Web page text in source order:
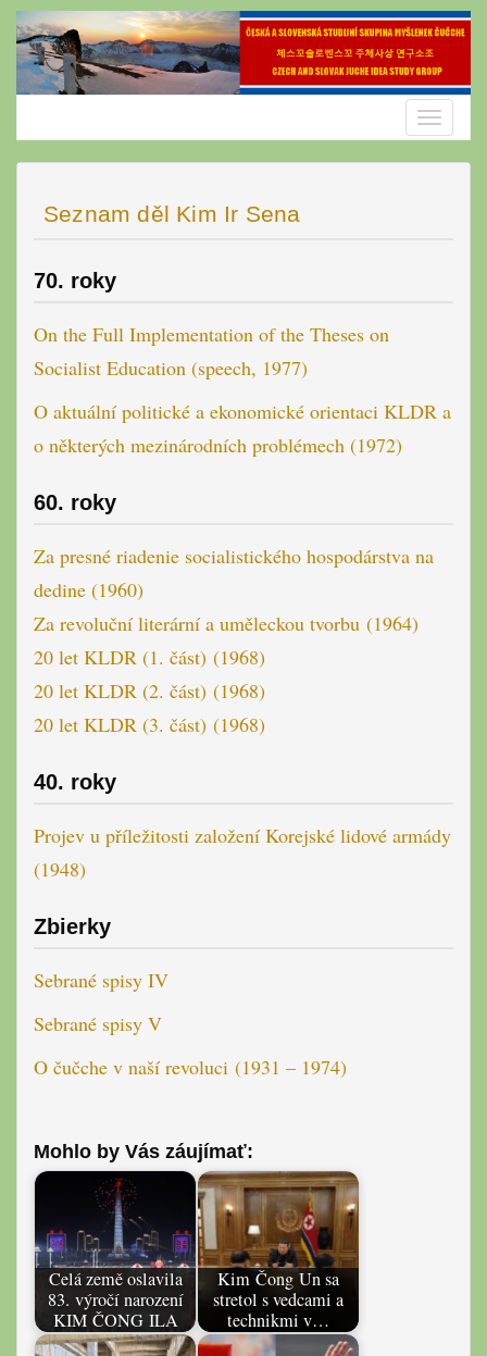
Skip
content
Toggle
Seznam děl Kim Ir Sena
70. roky
On the Full Implementation of the Theses on
Socialist Education (speech, 1977)
O aktuální politické a ekonomické orientaci KLDR a
o některých mezinárodních problémech (1972)
60. roky
Za presné riadenie socialistického hospodárstva na
dedine (1960)
Za revoluční literární a uměleckou tvorbu (1964)
20 let KLDR (1. část) (1968)
20 let KLDR (2. část) (1968)
20 let KLDR (3. část) (1968)
40. roky
Projev u příležitosti založení Korejské lidové armády
(1948)
Zbierky
Sebrané spisy IV
Sebrané spisy V
O čučche v naší revoluci (1931 – 1974)
Mohlo by Vás záujímať:
Celá země oslavila
83. výročí narození
KIM ČONG ILA
Kim Čong Un sa
stretol s vedcami a
technikmi v…